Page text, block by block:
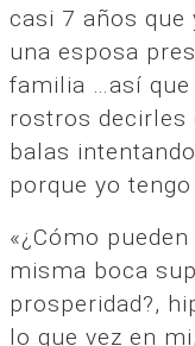
casi 7 años que
una esposa
familia …así que
rostros decirles
balas
porque yo
«¿Cómo
misma boca
prosperidad?,
lo que vez en